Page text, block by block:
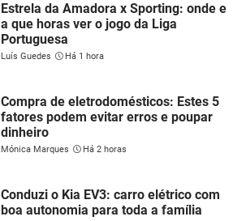
Estrela da Amadora x Sporting: onde e
a que horas ver o jogo da Liga
Portuguesa
Luís Guedes Há 1 hora
Compra de eletrodomésticos: Estes 5
fatores podem evitar erros e poupar
dinheiro
Mónica Marques Há 2 horas
Conduzi o Kia EV3: carro elétrico com
boa autonomia para toda a família